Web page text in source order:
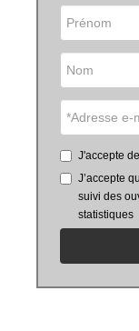
J'accepte
J’accepte
suivi des
statistiques